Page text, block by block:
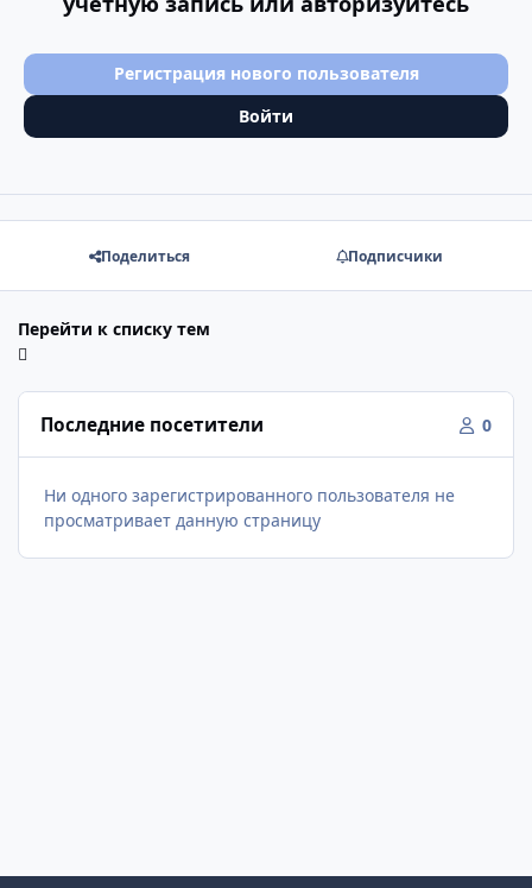
Регистрация нового пользователя
Войти
Поделиться Подписчики
Перейти к списку тем
Последние посетители 0
Ни одного зарегистрированного пользователя не
просматривает данную страницу